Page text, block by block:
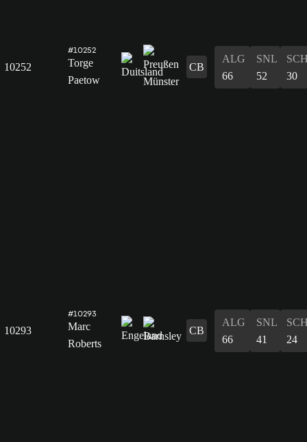
10252
#10252
Torge
Paetow
CB
ALG
66
SNL
52
30
10293
#10293
Marc
Roberts
CB
ALG
66
SNL
41
24